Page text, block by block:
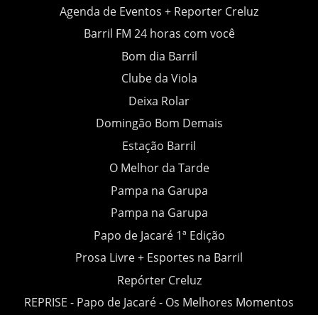
Agenda de Eventos + Reporter Creluz
Barril FM 24 horas com você
Bom dia Barril
Clube da Viola
Deixa Rolar
Domingão Bom Demais
Estação Barril
O Melhor da Tarde
Pampa na Garupa
Pampa na Garupa
Papo de Jacaré 1ª Edição
Prosa Livre + Esportes na Barril
Repórter Creluz
REPRISE - Papo de Jacaré - Os Melhores Momentos